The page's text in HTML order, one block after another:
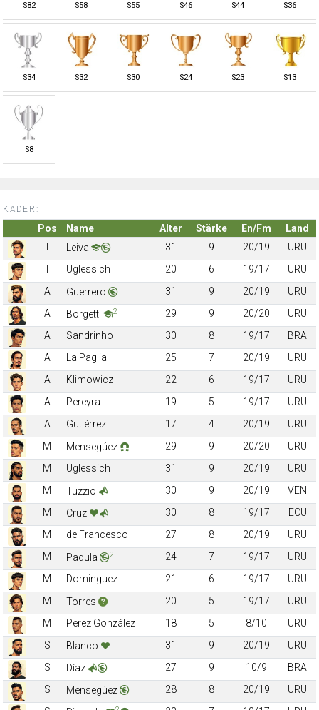
S82 S58 S55 S46 S44 S36
S34 S32 S30 S24 S23 S13
S8
KADER:
Pos Name Alter Stärke En/Fm
Land
T
Leiva 31 9 20/19
URU
T
Uglessich 20 6 19/17
URU
A
Guerrero 31 9 20/19
URU
A
Borgetti 2 29 9 20/20
URU
A
Sandrinho 30 8 19/17
BRA
A
La Paglia 25 7 20/19
URU
A
Klimowicz 22 6 19/17
URU
A
Pereyra 19 5 19/17
URU
A
Gutiérrez 17 4 20/19
URU
M
Mensegúez 29 9 20/20
URU
M
Uglessich 31 9 20/19
URU
M
Tuzzio 30 9 20/19
VEN
M
Cruz 30 8 19/17
ECU
M
de Francesco 27 8 20/19
URU
M
Padula 2 24 7 19/17
URU
M
Dominguez 21 6 19/17
URU
M
Torres 20 5 19/17
URU
M
Perez González 18 5 8/10
URU
S
Blanco 31 9 20/19
URU
S
Díaz 27 9 10/9
BRA
S
Mensegúez 28 8 20/19
URU